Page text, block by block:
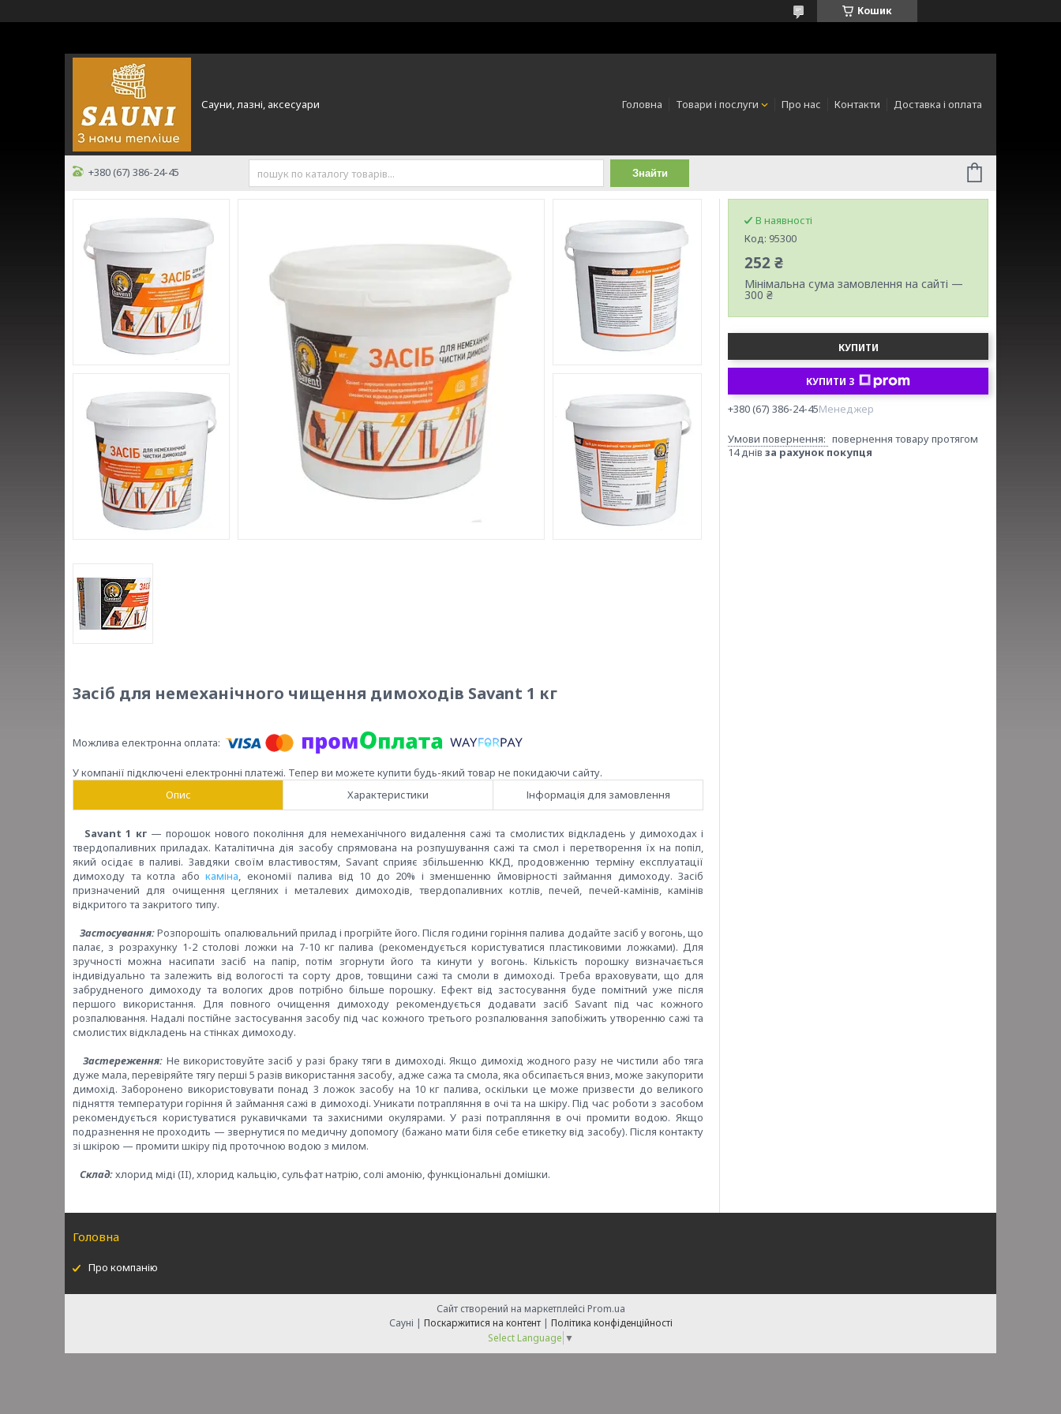
Кошик
Сауни, лазні, аксесуари Головна Товари і послуги Про нас Контакти Доставка і оплата
+380 (67) 386-24-45 Знайти
Засіб для немеханічного чищення димоходів Savant 1 кг
У компанії підключені електронні платежі. Тепер ви можете купити будь-який товар не покидаючи сайту.
Опис
Характеристики Інформація для замовлення
Savant 1 кг— порошок нового покоління для немеханічного видалення сажі та смолистих відкладень у димоходах і
твердопаливних приладах. Каталітична дія засобу спрямована на розпушування сажі та смол і перетворення їх на попіл,
який осідає в паливі. Завдяки своїм властивостям, Savant сприяє збільшенню ККД, продовженню терміну експлуатації
димоходу та котла або каміна, економії палива від 10 до 20% і зменшенню ймовірності займання димоходу. Засіб
призначений для очищення цегляних і металевих димоходів, твердопаливних котлів, печей, печей-камінів, камінів
відкритого та закритого типу.
Застосування:Розпорошіть опалювальний прилад і прогрійте його. Після години горіння палива додайте засіб у вогонь, що
палає, з розрахунку 1-2 столові ложки на 7-10 кг палива (рекомендується користуватися пластиковими ложками). Для
зручності можна насипати засіб на папір, потім згорнути його та кинути у вогонь. Кількість порошку визначається
індивідуально та залежить від вологості та сорту дров, товщини сажі та смоли в димоході. Треба враховувати, що для
забрудненого димоходу та вологих дров потрібно більше порошку. Ефект від застосування буде помітний уже після
першого використання. Для повного очищення димоходу рекомендується додавати засіб Savant під час кожного
розпалювання. Надалі постійне застосування засобу під час кожного третього розпалювання запобіжить утворенню сажі та
смолистих відкладень на стінках димоходу.
Застереження: Не використовуйте засіб у разі браку тяги в димоході. Якщо димохід жодного разу не чистили або тяга
дуже мала, перевіряйте тягу перші 5 разів використання засобу, адже сажа та смола, яка обсипається вниз, може закупорити
димохід. Заборонено використовувати понад 3 ложок засобу на 10 кг палива, оскільки це може призвести до великого
підняття температури горіння й займання сажі в димоході. Уникати потрапляння в очі та на шкіру. Під час роботи з засобом
рекомендується користуватися рукавичками та захисними окулярами. У разі потрапляння в очі промити водою. Якщо
подразнення не проходить — звернутися по медичну допомогу (бажано мати біля себе етикетку від засобу). Після контакту
зі шкірою — промити шкіру під проточною водою з милом.
Склад:хлорид міді (II), хлорид кальцію, сульфат натрію, солі амонію, функціональні домішки.
В наявності
Код: 95300
252 ₴
Мінімальна сума замовлення на сайті —
300 ₴
КУПИТИ
КУПИТИ З
+380 (67) 386-24-45Менеджер
повернення товару протягом
14 днів за рахунок покупця
Головна
Про компанію
Сайт створений на маркетплейсі Prom.ua
Сауні | Поскаржитися на контент | Політика конфіденційності
Select Language ▼